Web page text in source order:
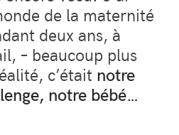
de la maternité
deux ans, à
– beaucoup plus
c’était notre
notre bébé…